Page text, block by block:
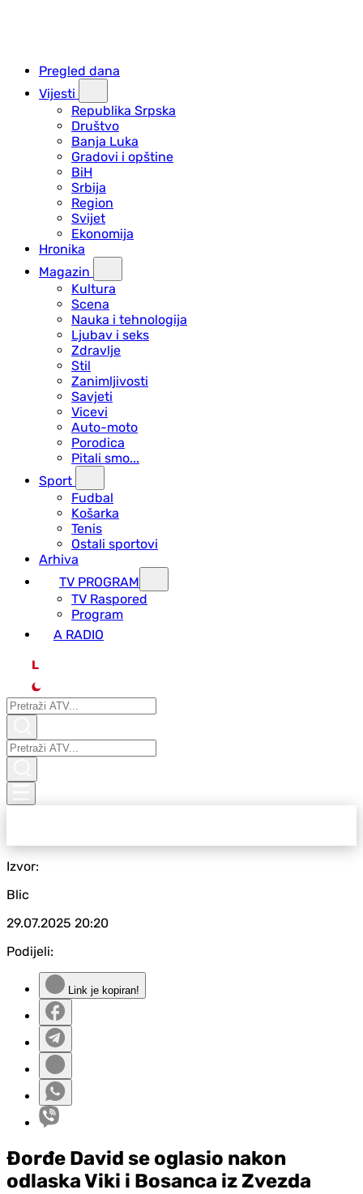
Pregled dana
Vijesti
Republika Srpska
Društvo
Banja Luka
Gradovi i opštine
BiH
Srbija
Region
Svijet
Ekonomija
Hronika
Magazin
Kultura
Scena
Nauka i tehnologija
Ljubav i seks
Zdravlje
Stil
Zanimljivosti
Savjeti
Vicevi
Auto-moto
Porodica
Pitali smo...
Sport
Fudbal
Košarka
Tenis
Ostali sportovi
Arhiva
TV PROGRAM
ТV Raspored
Program
A RADIO
L
Izvor:
Blic
29.07.2025 20:20
Podijeli:
Link je kopiran!
Đorđe David se oglasio nakon
odlaska Viki i Bosanca iz Zvezda